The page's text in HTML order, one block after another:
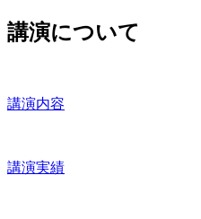
講演について
講演内容
講演実績